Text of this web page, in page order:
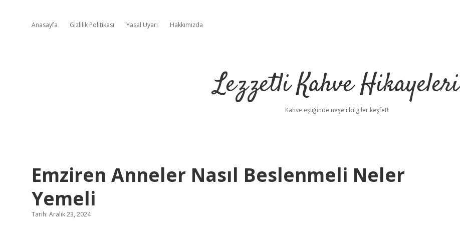
Anasayfa Gizlilik Politikası Yasal Uyarı Hakkımızda
Lezzetli Kahve Hikayeleri
Kahve eşliğinde neşeli bilgiler keşfet!
Emziren Anneler Nasıl Beslenmeli Neler
Yemeli
Tarih: Aralık 23, 2024